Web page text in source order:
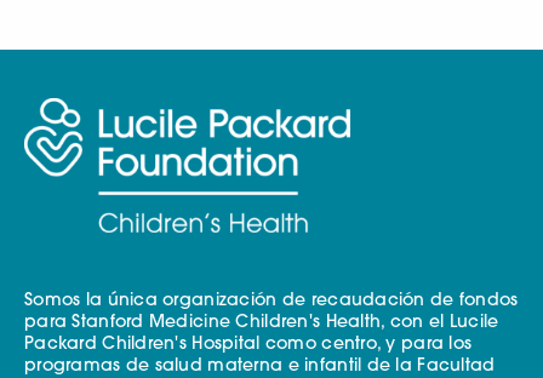
Somos la única organización de recaudación de fondos
para Stanford Medicine Children's Health, con el Lucile
Packard Children's Hospital como centro, y para los
programas de salud materna e infantil de la Facultad